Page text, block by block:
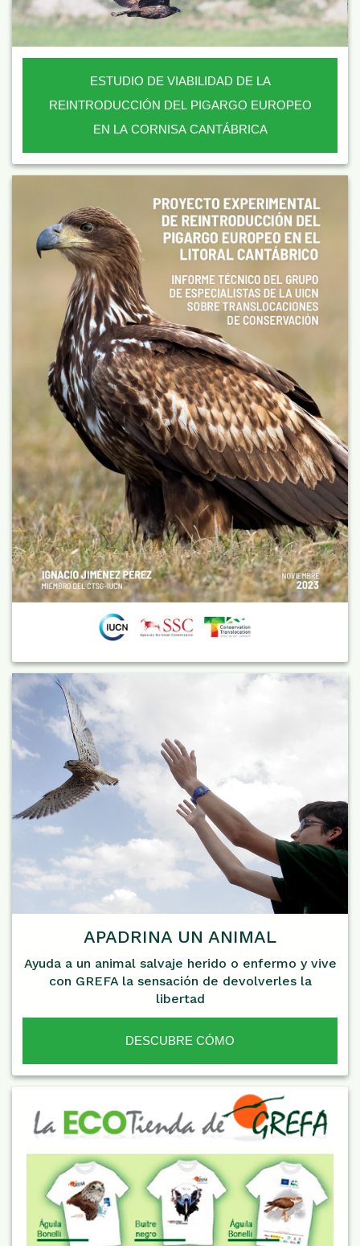
ESTUDIO DE VIABILIDAD DE LA
REINTRODUCCIÓN DEL PIGARGO EUROPEO
EN LA CORNISA CANTÁBRICA
APADRINA UN ANIMAL
Ayuda a un animal salvaje herido o enfermo y vive
con GREFA la sensación de devolverles la
libertad
DESCUBRE CÓMO